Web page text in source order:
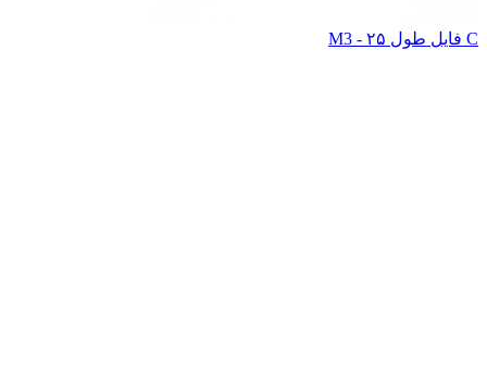
C فایل طول ۲۵ - M3